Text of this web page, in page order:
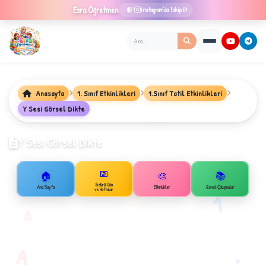
Esra Öğretmen Instagram'da Takip Et
B
✧
Anasayfa 1. Sınıf Etkinlikleri
1.Sınıf Tatil Etkinlikleri
Y Sesi Görsel Dikte
Y Sesi Görsel Dikte
🏠
Ana Sayfa
📅
Belirli Gün
ve Haftalar
🎨
Etkinlikler
📚
Genel Çalışmalar
1